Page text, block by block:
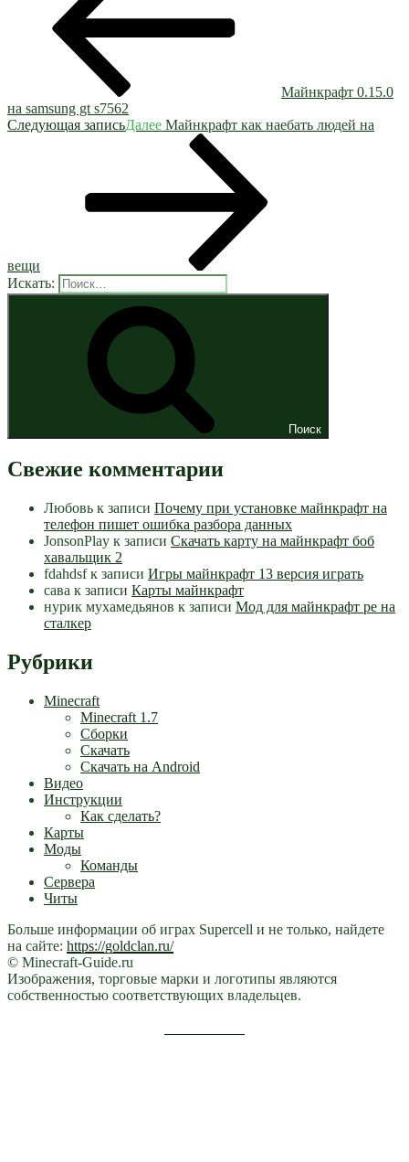
Майнкрафт 0.15.0
на samsung gt s7562
Следующая записьДалее Майнкрафт как наебать людей на
вещи
Искать:
Поиск
Свежие комментарии
Любовь к записи Почему при установке майнкрафт на
телефон пишет ошибка разбора данных
JonsonPlay к записи Скачать карту на майнкрафт боб
хавальщик 2
fdahdsfк записи Игры майнкрафт 13 версия играть
сава к записи Карты майнкрафт
нурик мухамедьянов к записи Мод для майнкрафт pe на
сталкер
Рубрики
Minecraft
Minecraft 1.7
Сборки
Скачать
Скачать на Android
Видео
Инструкции
Как сделать?
Карты
Моды
Команды
Сервера
Читы
Больше информации об играх Supercell и не только, найдете
на сайте: https://goldclan.ru/
© Minecraft-Guide.ru
Изображения, торговые марки и логотипы являются
собственностью соответствующих владельцев.